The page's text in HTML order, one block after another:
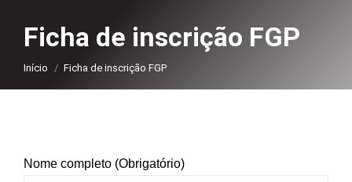
Ficha de inscrição FGP
Você está aqui:
Início Ficha de inscrição FGP
Nome completo (Obrigatório)